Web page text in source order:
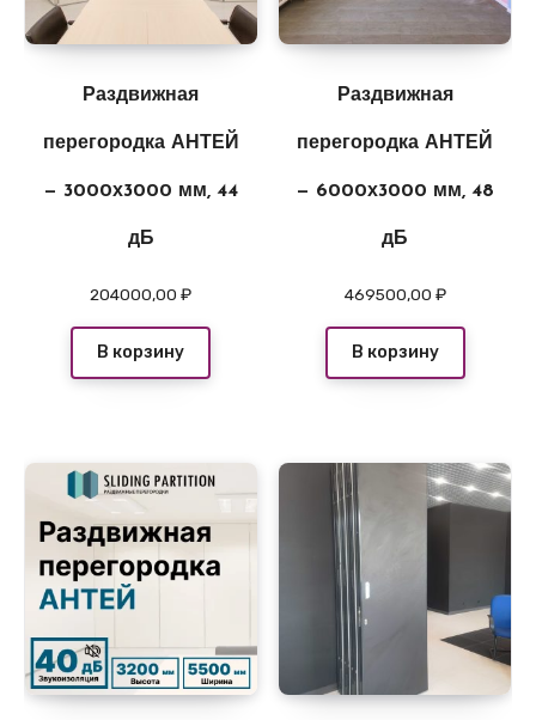
Раздвижная
перегородка АНТЕЙ
— 3000х3000 мм, 44
дБ
204000,00₽
В корзину
Раздвижная
перегородка АНТЕЙ
— 6000х3000 мм, 48
дБ
469500,00 ₽
В корзину